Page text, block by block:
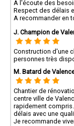
A l'écoute des
Respect des délais
A recommander en
J. Champion de
Construction d'une
personnes très
M. Batard de
Chantier de
centre ville de
rapidement
délais avec une
Je recommande